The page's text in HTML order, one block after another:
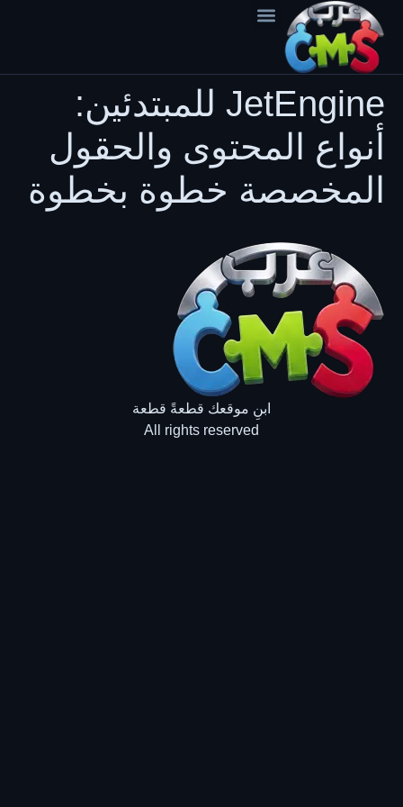
content
JetEngine للمبتدئين:
أنواع المحتوى والحقول
المخصصة خطوة بخطوة
ابنِ موقعك قطعةً قطعة
All rights reserved